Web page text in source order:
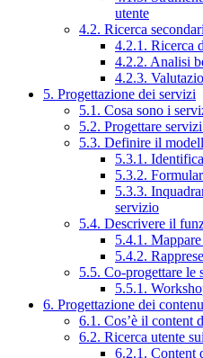
utente
4.2. Ricerca
4.2.1. Ricerca
4.2.2. Analisi
4.2.3.
5. Progettazione dei servizi
5.1. Cosa sono i
5.2. Progettare
5.3. Definire il
5.3.1.
5.3.2.
5.3.3.
servizio
5.4. Descrivere il
5.4.1. Mappare
5.4.2.
5.5. Co-progettare le
5.5.1.
6. Progettazione dei
6.1. Cos’è il content
6.2. Ricerca utente
6.2.1. Content